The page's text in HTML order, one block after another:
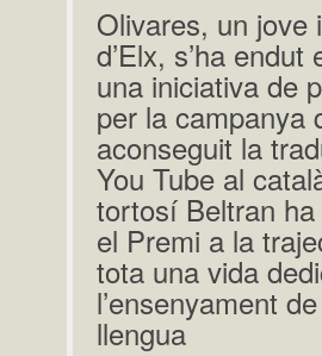
Olivares, un jove
d’Elx, s’ha endut
una iniciativa de
per la campanya
aconseguit la
You Tube al
tortosí Beltran
el Premi a la
tota una vida
l’ensenyament
llengua